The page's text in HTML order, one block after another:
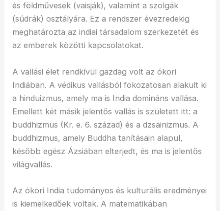
és földművesek (vaisják), valamint a szolgák
(súdrák) osztályára. Ez a rendszer évezredekig
meghatározta az indiai társadalom szerkezetét és
az emberek közötti kapcsolatokat.
A vallási élet rendkívül gazdag volt az ókori
Indiában. A védikus vallásból fokozatosan alakult ki
a hinduizmus, amely ma is India domináns vallása.
Emellett két másik jelentős vallás is született itt: a
buddhizmus (Kr. e. 6. század) és a dzsainizmus. A
buddhizmus, amely Buddha tanításain alapul,
később egész Ázsiában elterjedt, és ma is jelentős
világvallás.
Az ókori India tudományos és kulturális eredményei
is kiemelkedőek voltak. A matematikában